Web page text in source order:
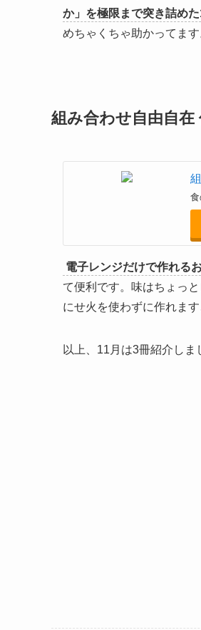
か」を極限まで突き詰めた
めちゃくちゃ助かってます
組み合わせ自由自
電子レンジだけで作れる
て便利です。味はちょっ
にせ火を使わずに作れます
以上、11月は3冊紹介しま